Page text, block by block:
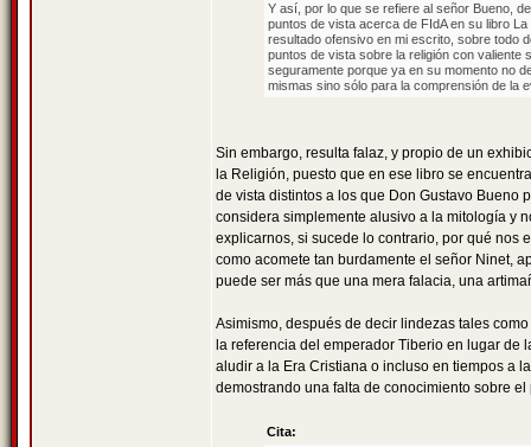
Y así, por lo que se refiere al señor Bueno,
puntos de vista acerca de FIdA en su libro
resultado ofensivo en mi escrito, sobre todo
puntos de vista sobre la religión con valiente
seguramente porque ya en su momento no
mismas sino sólo para la comprensión de la
Sin embargo, resulta falaz, y propio de un
la Religión, puesto que en ese libro se
de vista distintos a los que Don Gustavo Bueno
considera simplemente alusivo a la mitología y
explicarnos, si sucede lo contrario, por qué nos
como acomete tan burdamente el señor Ninet,
puede ser más que una mera falacia, una
Asimismo, después de decir lindezas tales
la referencia del emperador Tiberio en lugar
aludir a la Era Cristiana o incluso en tiempos a
demostrando una falta de conocimiento sobre
Cita: